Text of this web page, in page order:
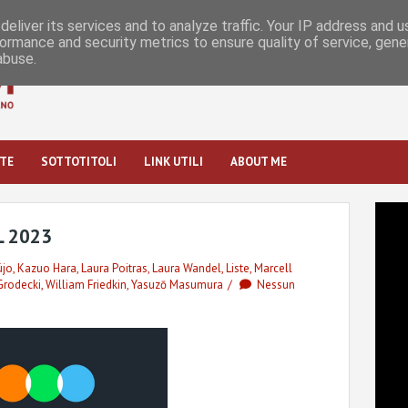
SOTTOTITOLI LINK UTILI ABOUT ME
2023
,Kazuo Hara,Laura Poitras,Laura Wandel,Liste,Marcell
,William Friedkin,Yasuzō Masumura
Nessun
its services and to analyze traffic. Your IP address and
and security metrics to ensure quality of service,